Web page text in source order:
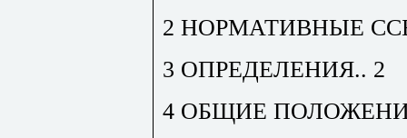
2 НОРМАТИВНЫЕ
3 ОПРЕДЕЛЕНИЯ.. 2
4 ОБЩИЕ